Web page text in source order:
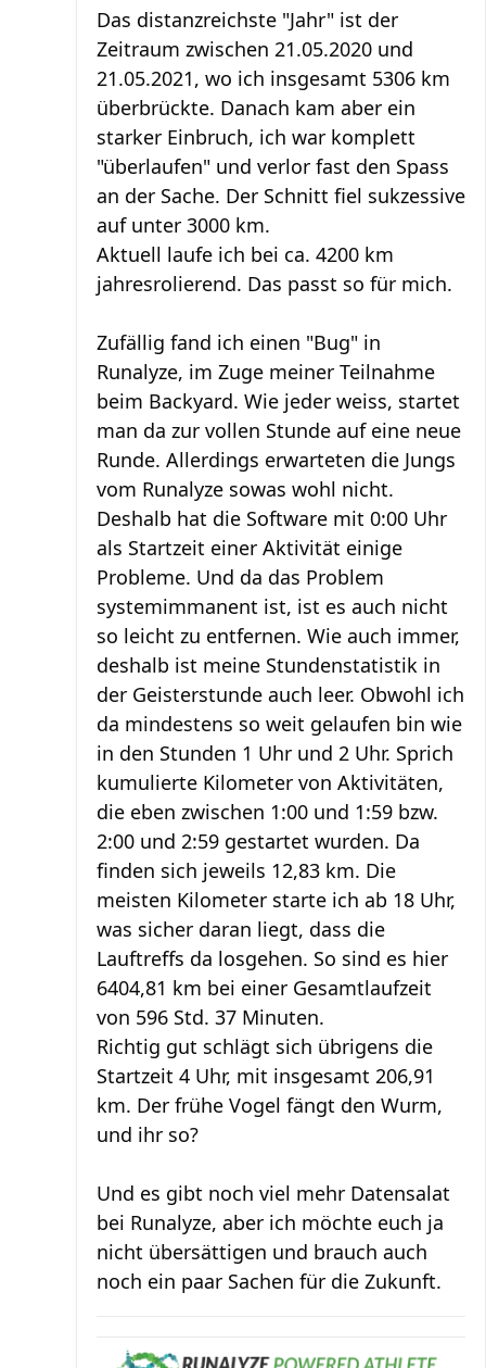
Das distanzreichste "Jahr" ist der
Zeitraum zwischen 21.05.2020 und
21.05.2021, wo ich insgesamt 5306 km
überbrückte. Danach kam aber ein
starker Einbruch, ich war komplett
"überlaufen" und verlor fast den Spass
an der Sache. Der Schnitt fiel sukzessive
auf unter 3000 km.
Aktuell laufe ich bei ca. 4200 km
jahresrolierend. Das passt so für mich.
Zufällig fand ich einen "Bug" in
Runalyze, im Zuge meiner Teilnahme
beim Backyard. Wie jeder weiss, startet
man da zur vollen Stunde auf eine neue
Runde. Allerdings erwarteten die Jungs
vom Runalyze sowas wohl nicht.
Deshalb hat die Software mit 0:00 Uhr
als Startzeit einer Aktivität einige
Probleme. Und da das Problem
systemimmanent ist, ist es auch nicht
so leicht zu entfernen. Wie auch immer,
deshalb ist meine Stundenstatistik in
der Geisterstunde auch leer. Obwohl ich
da mindestens so weit gelaufen bin wie
in den Stunden 1 Uhr und 2 Uhr. Sprich
kumulierte Kilometer von Aktivitäten,
die eben zwischen 1:00 und 1:59 bzw.
2:00 und 2:59 gestartet wurden. Da
finden sich jeweils 12,83 km. Die
meisten Kilometer starte ich ab 18 Uhr,
was sicher daran liegt, dass die
Lauftreffs da losgehen. So sind es hier
6404,81 km bei einer Gesamtlaufzeit
von 596 Std. 37 Minuten.
Richtig gut schlägt sich übrigens die
Startzeit 4 Uhr, mit insgesamt 206,91
km. Der frühe Vogel fängt den Wurm,
und ihr so?
Und es gibt noch viel mehr Datensalat
bei Runalyze, aber ich möchte euch ja
nicht übersättigen und brauch auch
noch ein paar Sachen für die Zukunft.